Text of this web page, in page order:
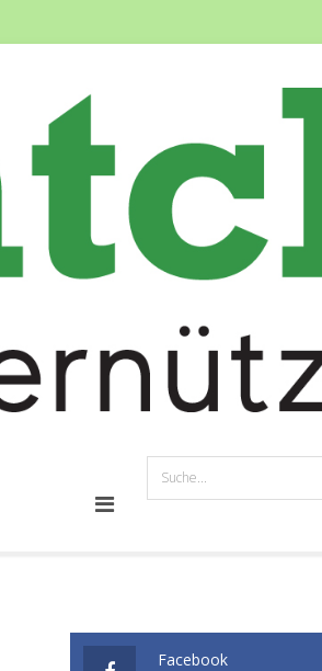
Facebook